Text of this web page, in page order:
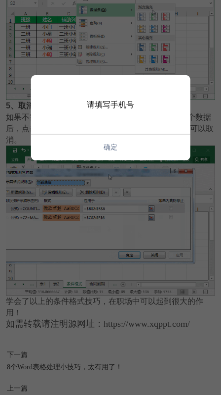
5、取消条件格式
如果不需要条件格式，想要取消怎么设置呢？选中整个数据
后，点击条件格式-管理规则，删除不想要的规则，就可以取
消。
学会了以上的条件格式技巧，在职场中可以起到很大的作
用！
如需转载请注明源网址：https://www.xqppt.com/
下一篇
8个Word表格处理小技巧，太有用了！
上一篇
请填写手机号
确定